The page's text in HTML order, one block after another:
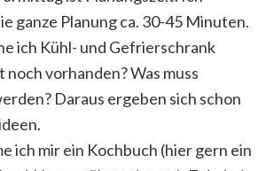
ganze Planung ca. 30-45 Minuten.
ich Kühl- und Gefrierschrank
noch vorhanden? Was muss
Daraus ergeben sich schon
ich mir ein Kochbuch (hier gern ein